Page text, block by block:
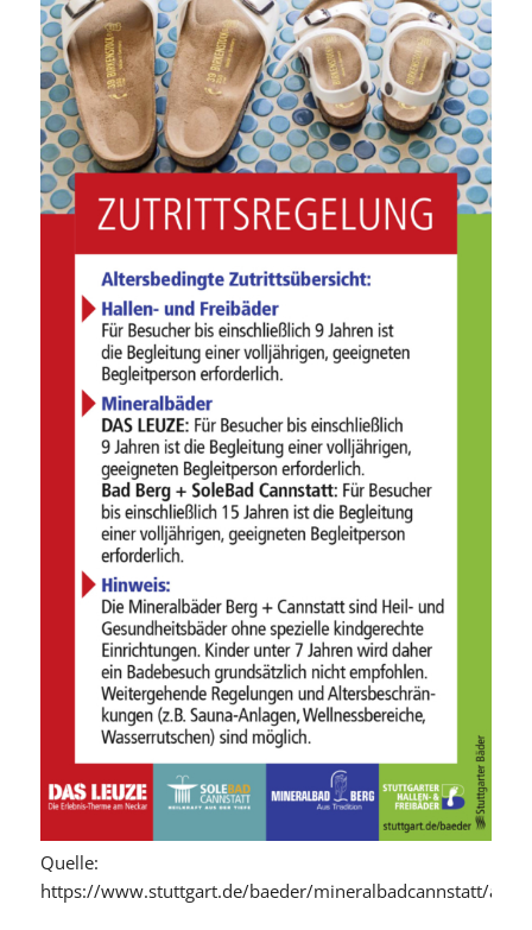
Quelle:
https://www.stuttgart.de/baeder/mineralbadcannstatt/